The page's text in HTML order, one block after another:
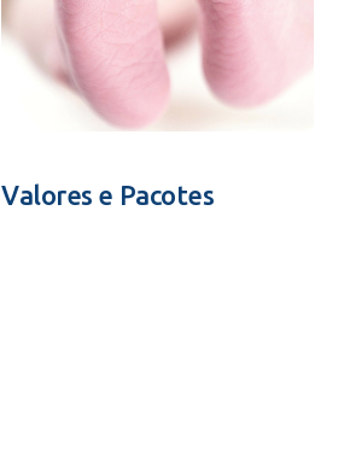
Valores e Pacotes